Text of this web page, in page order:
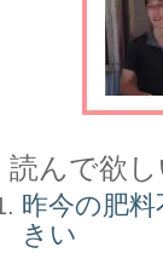
読んで欲
昨今の肥
きい